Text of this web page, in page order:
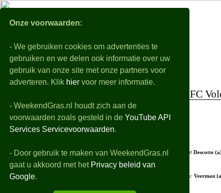
Onze voorwaarden:
- We gebruiken cookies om advertenties te
gebruiken en we delen ook informatie over uw
gebruik van onze site met onze partners voor
adverteren. Klik hier voor meer informatie.
- WeekendGras.nl houdt zich aan de
voorwaarden zoals gesteld in deYouTube API
Services Servicevoorwaarden.
- Door gebruik te maken van WeekendGras.nl
gaat u akkoord met het Privacy beleid van
Google.
Nabeschouwingen
Alle eredivisie samenvattingen, uitslagen, details en filmpjes van de gespeelde
vrijdag 07-08
FC
2' Descotte
in: Veerman